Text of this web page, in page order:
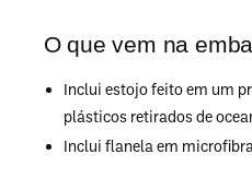
O que vem na
Inclui estojo feito em um
plásticos retirados de
Inclui flanela em